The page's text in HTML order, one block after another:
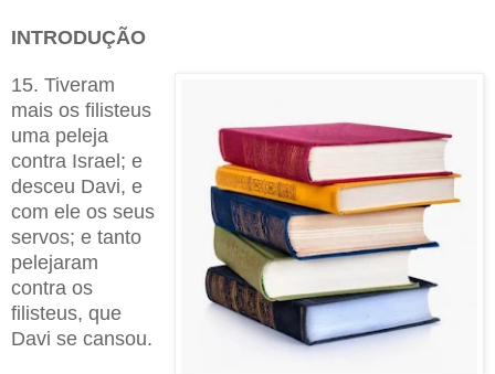
INTRODUÇÃO
15. Tiveram
mais os filisteus
uma peleja
contra Israel; e
desceu Davi, e
com ele os seus
servos; e tanto
pelejaram
contra os
filisteus, que
Davi se cansou.